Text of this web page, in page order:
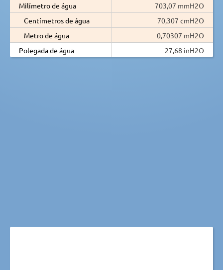
Milímetro de água
703,07 mmH2O
Centímetros de água
70,307 cmH2O
Metro de água
0,70307 mH2O
Polegada de água
27,68 inH2O